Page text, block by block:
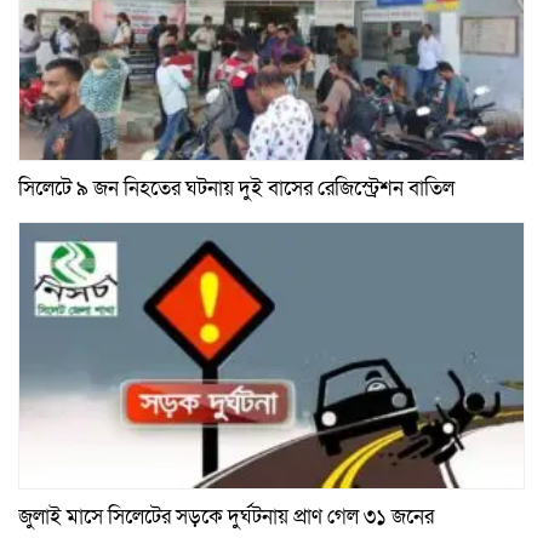
সিলেটে ৯ জন নিহতের ঘটনায় দুই বাসের রেজিস্ট্রেশন বাতিল
জুলাই মাসে সিলেটের সড়কে দুর্ঘটনায় প্রাণ গেল ৩১ জনের